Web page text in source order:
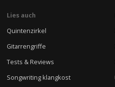
Lies auch
Quintenzirkel
Gitarrengriffe
Tests & Reviews
Songwriting klangkost